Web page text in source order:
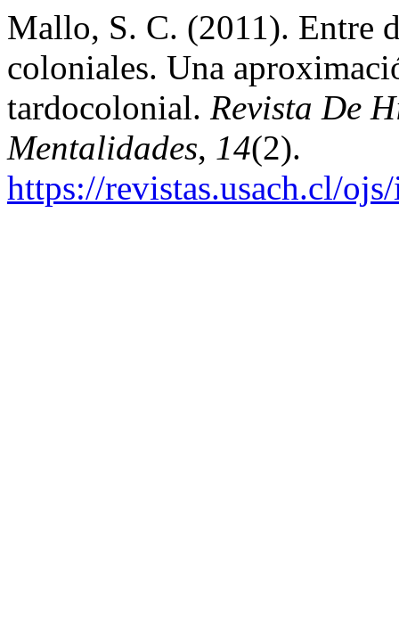
Mallo, S. C. (2011). Entre
coloniales. Una
tardocolonial. Revista De
Mentalidades, 14(2).
https://revistas.usach.cl/